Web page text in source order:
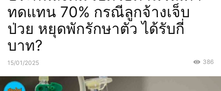
ทดแทน 70% กรณีลูกจ้างเจ็บ
ป่วย หยุดพักรักษาตัว ได้รับกี่
บาท?
15/01/2025 386